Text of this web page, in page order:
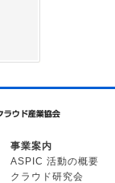
事業案内
ASPIC 活動の概要
クラウド研究会